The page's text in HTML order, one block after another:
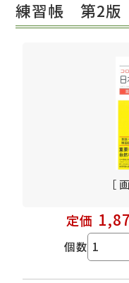
練習帳 第2版
［
定価
個数